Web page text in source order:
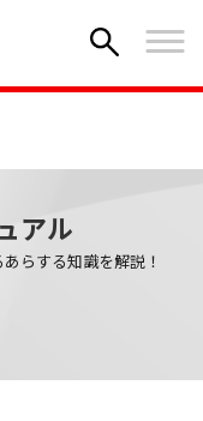
アル
らする知識を解説！